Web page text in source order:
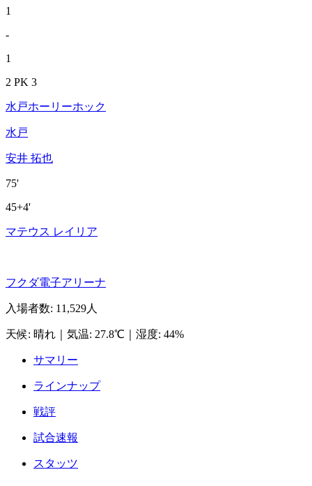
1
-
1
2 PK 3
水戸ホーリーホック
水戸
安井 拓也
75'
45+4'
マテウス レイリア
フクダ電子アリーナ
入場者数: 11,529人
天候: 晴れ 気温: 27.8℃ 湿度: 44%
サマリー
ラインナップ
戦評
試合速報
スタッツ